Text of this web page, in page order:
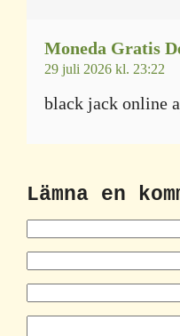
Moneda Gratis
29 juli 2026 kl. 23:22
black jack online
Lämna en